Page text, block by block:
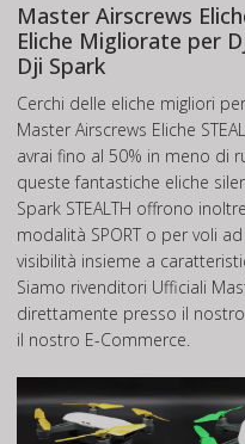
Master Airscrews
Eliche Migliorate per
Dji Spark
Cerchi delle eliche migliori
Master Airscrews Eliche
avrai fino al 50% in meno di
queste fantastiche eliche
Spark STEALTH offrono
modalità SPORT o per voli
visibilità insieme a
Siamo rivenditori Ufficiali
direttamente presso il
il nostro E-Commerce.